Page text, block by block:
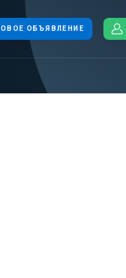
ОБЪЯВЛЕНИЕ